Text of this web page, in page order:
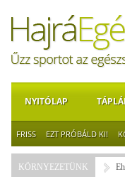
NYITÓLAP
FRISS EZT PRÓBÁLD KI!
KÖRNYEZETÜNK